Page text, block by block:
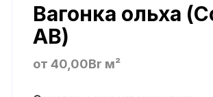
Вагонка ольха
АВ)
от40,00Br м²